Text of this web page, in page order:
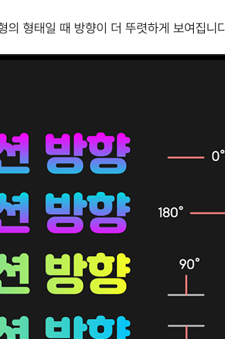
의 형태일 때 방향이 더 뚜렷하게 보여집니